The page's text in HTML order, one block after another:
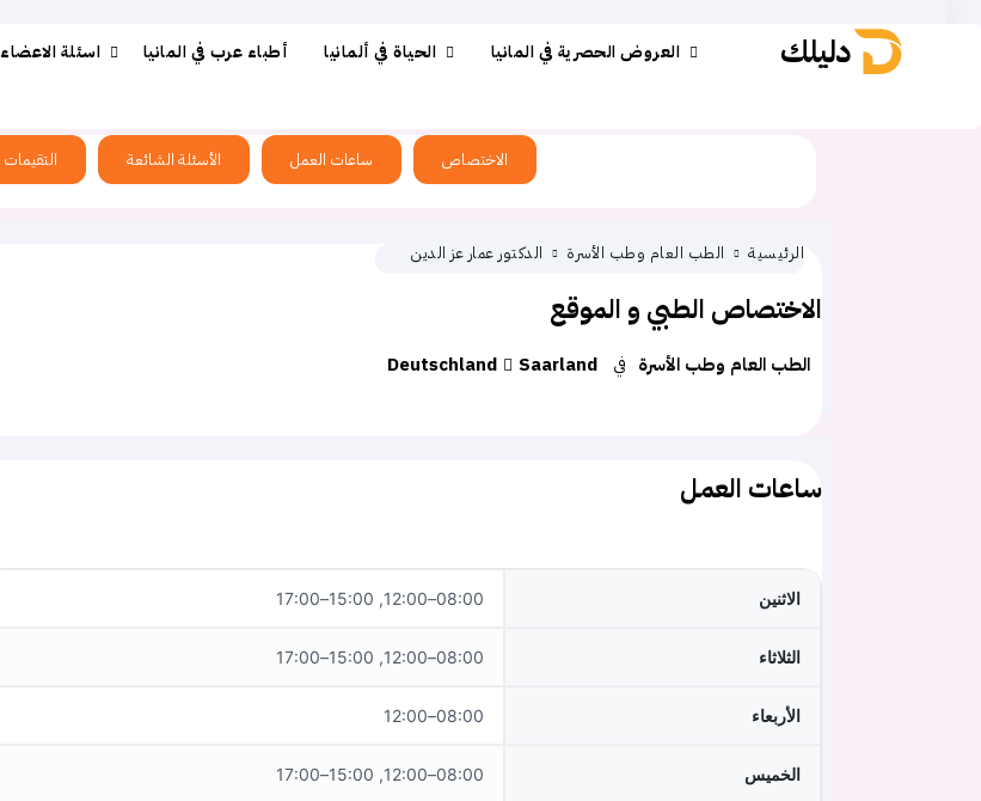
دليلك العروض الحصرية في المانيا الحياة في ألمانيا أطباء عرب في المانيا اسئلة الاعضاء
الاختصاص ساعات العمل الأسئلة الشائعة التقيمات
الرئيسية الطب العام وطب الأسرة الدكتور عمار عز الدين
الاختصاص الطبي و الموقع
في الطب العام وطب الأسرة Deutschland Saarland
ساعات العمل
الاثنين 08:00–12:00, 15:00–17:00
الثلاثاء 08:00–12:00, 15:00–17:00
الأربعاء 08:00–12:00
الخميس 08:00–12:00, 15:00–17:00